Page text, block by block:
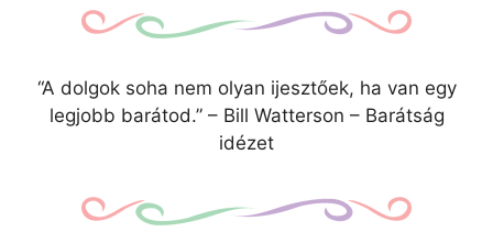
“A dolgok soha nem olyan ijesztőek, ha van egy
legjobb barátod.” – Bill Watterson – Barátság
idézet